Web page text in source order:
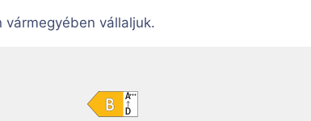
vármegyében vállaljuk.